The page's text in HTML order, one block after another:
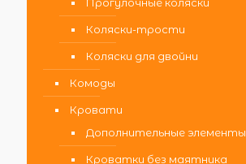
Коляски-трости
Коляски для двойни
Комоды
Кровати
Дополнительные элементы
Кроватки без маятника